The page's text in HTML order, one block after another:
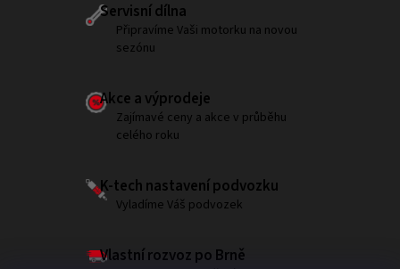
Servisní dílna
Připravíme Vaši motorku na novou
sezónu
Akce a výprodeje
Zajímavé ceny a akce v průběhu
celého roku
K-tech nastavení podvozku
Vyladíme Váš podvozek
Vlastní rozvoz po Brně